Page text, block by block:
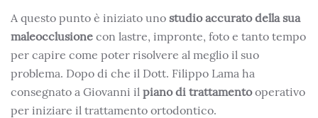
A questo punto è iniziato uno studio accurato della sua
maleocclusione con lastre, impronte, foto e tanto tempo
per capire come poter risolvere al meglio il suo
problema. Dopo di che il Dott. Filippo Lama ha
consegnato a Giovanni il piano di trattamentooperativo
per iniziare il trattamento ortodontico.